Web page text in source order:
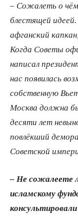
– Сожалеть о
блестящей
афганский
Когда Советы
написал
нас появилась
собственную
Москва должна
десяти лет
повлёкший
Советской
– Не сожалеете
исламскому